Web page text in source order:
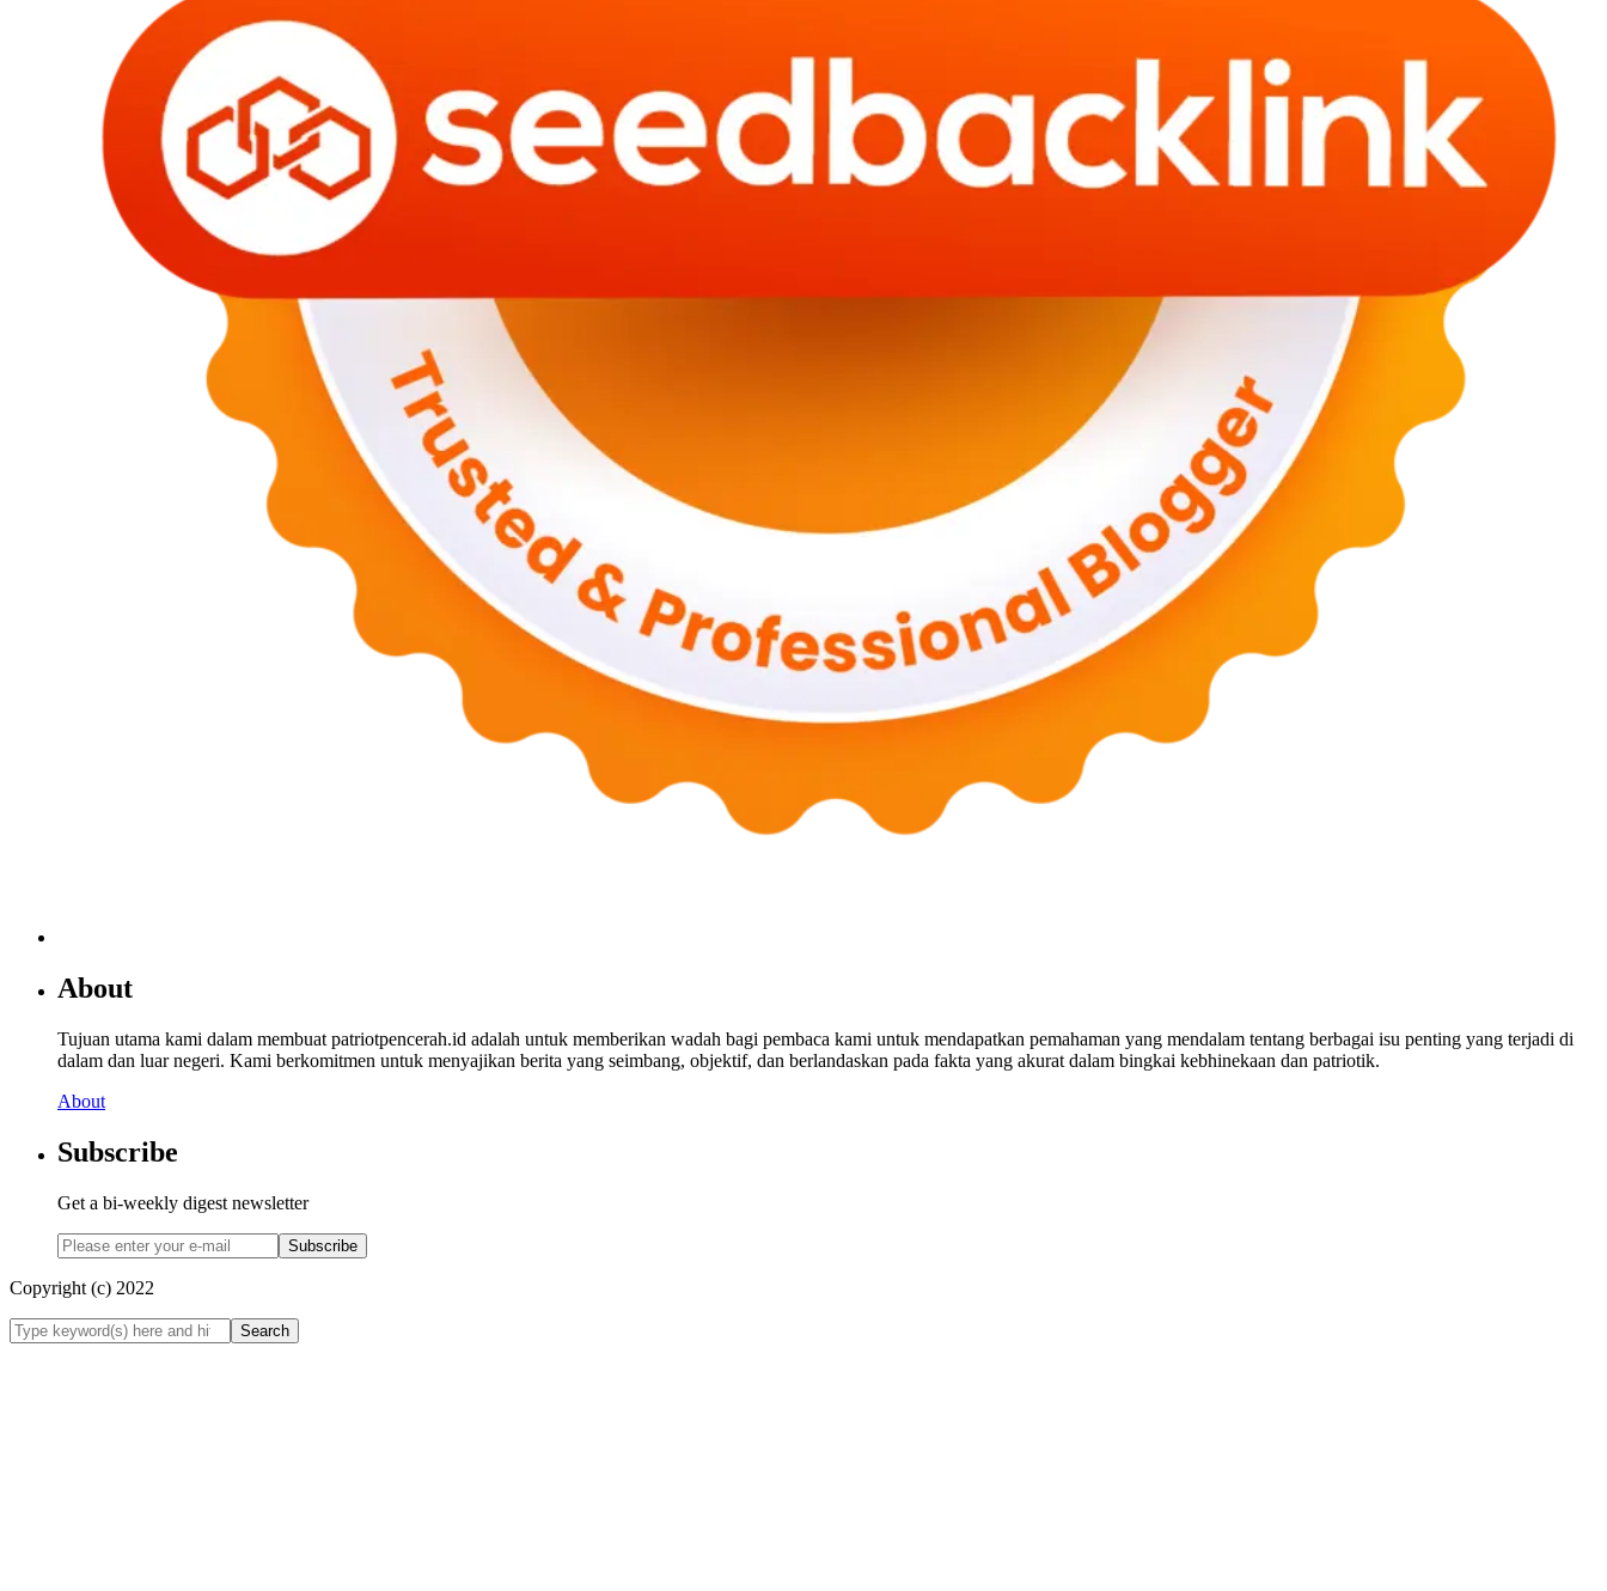
About
Tujuan utama kami dalam membuat patriotpencerah.id adalah untuk memberikan wadah bagi pembaca kami untuk mendapatkan pemahaman yang mendalam tentang berbagai isu penting yang terjadi di
dalam dan luar negeri. Kami berkomitmen untuk menyajikan berita yang seimbang, objektif, dan berlandaskan pada fakta yang akurat dalam bingkai kebhinekaan dan patriotik.
About
Subscribe
Get a bi-weekly digest newsletter
Subscribe
Copyright (c) 2022